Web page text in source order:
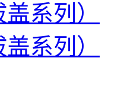
系列）
系列）